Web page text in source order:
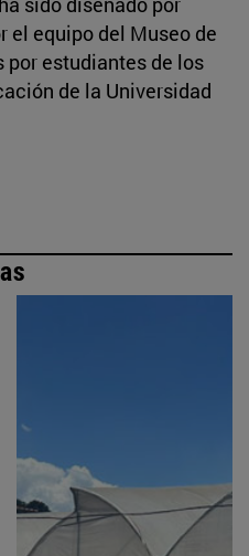
el equipo del Museo de
por estudiantes de los
de la Universidad